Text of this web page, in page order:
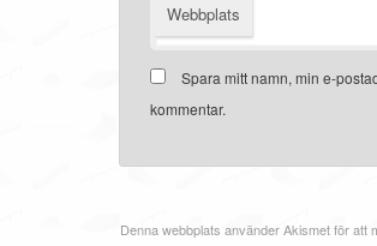
Webbplats
Spara mitt namn, min e-
kommentar.
Denna webbplats använder Akismet för att